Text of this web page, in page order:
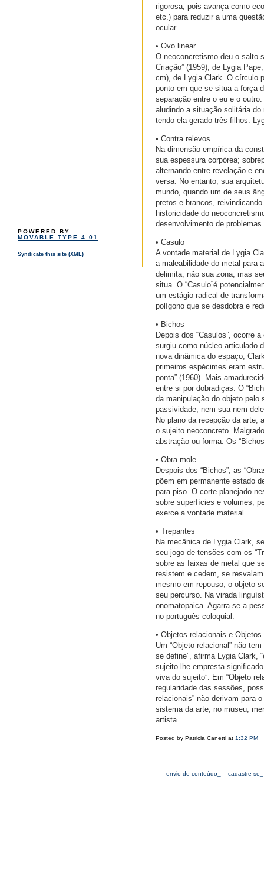
POWERED BY
MOVABLE TYPE 4.01
Syndicate this site (XML)
rigorosa, pois avança como
etc.) para reduzir a uma
ocular.
• Ovo linear
O neoconcretismo deu o salto
Criação” (1959), de Lygia
cm), de Lygia Clark. O círculo
ponto em que se situa a força
separação entre o eu e o
aludindo a situação solitária
tendo ela gerado três filhos.
• Contra relevos
Na dimensão empírica da
sua espessura corpórea;
alternando entre revelação e
versa. No entanto, sua
mundo, quando um de seus
pretos e brancos,
historicidade do
desenvolvimento de
• Casulo
A vontade material de Lygia
a maleabilidade do metal para
delimita, não sua zona, mas
situa. O “Casulo”é
um estágio radical de
polígono que se desdobra e
• Bichos
Depois dos “Casulos”, ocorre
surgiu como núcleo articulado
nova dinâmica do espaço,
primeiros espécimes eram
ponta” (1960). Mais
entre si por dobradiças. O
da manipulação do objeto pelo
passividade, nem sua nem
No plano da recepção da arte,
o sujeito neoconcreto.
abstração ou forma. Os
• Obra mole
Despois dos “Bichos”, as
põem em permanente estado
para piso. O corte planejado
sobre superfícies e volumes,
exerce a vontade material.
• Trepantes
Na mecânica de Lygia Clark,
seu jogo de tensões com os
sobre as faixas de metal que
resistem e cedem, se
mesmo em repouso, o objeto
seu percurso. Na virada
onomatopaica. Agarra-se a
no português coloquial.
• Objetos relacionais e
Um “Objeto relacional” não
se define”, afirma Lygia Clark,
sujeito lhe empresta
viva do sujeito”. Em “Objeto
regularidade das sessões,
relacionais” não derivam para
sistema da arte, no museu,
artista.
Posted by Patricia Canetti at 1:32 PM
envio de conteúdo_ cadastre-se_